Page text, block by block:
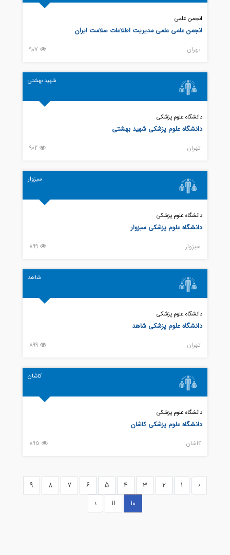
انجمن علمی
انجمن علمی علمی مدیریت اطلاعات سلامت ایران
تهران 907
شهید بهشتی
دانشگاه علوم پزشکی
دانشگاه علوم پزشکی شهید بهشتی
تهران 902
سبزوار
دانشگاه علوم پزشکی
دانشگاه علوم پزشکی سبزوار
سبزوار 899
شاهد
دانشگاه علوم پزشکی
دانشگاه علوم پزشکی شاهد
تهران 899
کاشان
دانشگاه علوم پزشکی
دانشگاه علوم پزشکی کاشان
کاشان 895
‹
1
2
3
4
5
6
7
8
9
10
11
›